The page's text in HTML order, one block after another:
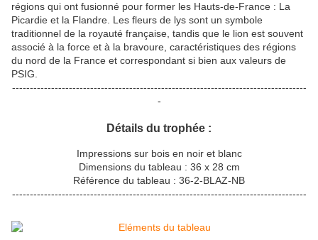
régions qui ont fusionné pour former les Hauts-de-France : La
Picardie et la Flandre. Les fleurs de lys sont un symbole
traditionnel de la royauté française, tandis que le lion est souvent
associé à la force et à la bravoure, caractéristiques des régions
du nord de la France et correspondant si bien aux valeurs de
PSIG.
-----------------------------------------------------------------------------------
-
Détails du trophée :
Impressions sur bois en noir et blanc
Dimensions du tableau : 36 x 28 cm
Référence du tableau : 36-2-BLAZ-NB
-----------------------------------------------------------------------------------